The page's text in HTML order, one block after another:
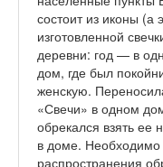
состоит из иконы (а
изготовленной
деревни: год — в
дом, где был
женскую.
«Свечи» в одном
обрекался взять ее
в доме. Необходимо
распространения